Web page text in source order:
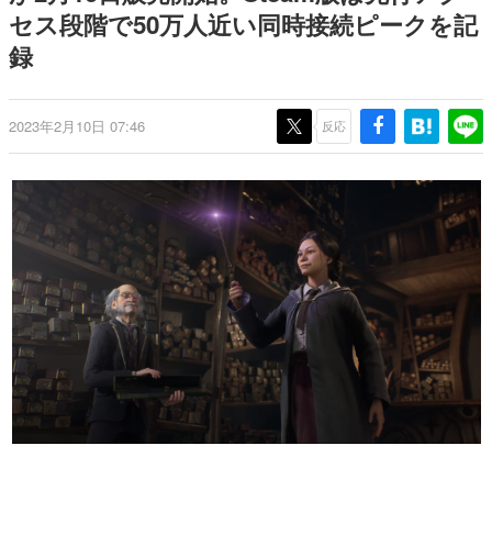
ゲーム世代の作家たち
ゲームに多大な影響を受けた作家さんに取材し、ゲームが
画です。
日本モバイルゲーム産業史
日本のモバイルゲーム史における主要なトピック・タイト
ルを網羅するほか、開発者へのインタビューや識者による
解説を掲載。約20年の歴史が一望できる決定版！
若ゲのいたり〜ゲームクリエイターの青春〜
『うつヌケ』『ペンと箸』等で知られるマンガ家・田中圭
一先生によるゲーム業界レポートマンガです。
なんでゲームは面白い？
ゲーム開発者・hamatsu氏がゲームの魅力を画面や操作の
具体的な形から解き明かしていく、硬派で骨太な評論連載
セス段階で50万人近い同時接続ピークを記
録
2023年2月10日 07:46 反応